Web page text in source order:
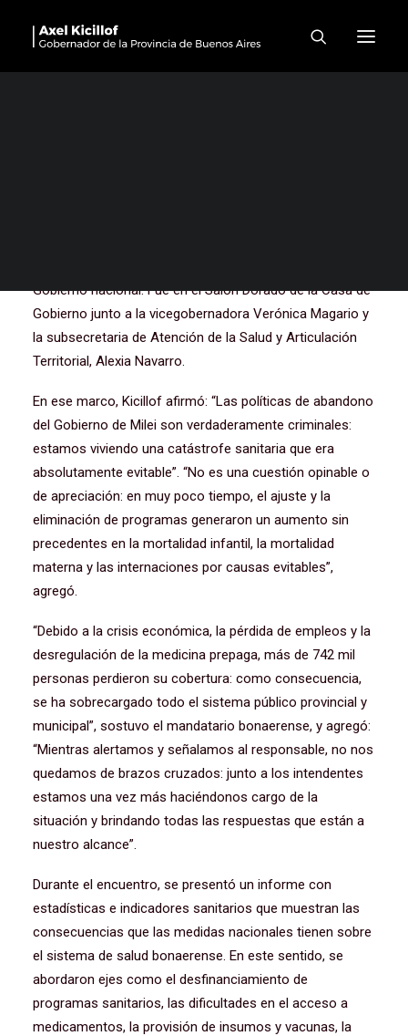
“Estamos viviendo una
catástrofe sanitaria que era
Gobierno nacional. Fue en el Salón Dorado de la Casa de
Gobierno junto a la vicegobernadora Verónica Magario y
la subsecretaria de Atención de la Salud y Articulación
Territorial, Alexia Navarro.
En ese marco, Kicillof afirmó: “Las políticas de abandono
del Gobierno de Milei son verdaderamente criminales:
estamos viviendo una catástrofe sanitaria que era
absolutamente evitable”. “No es una cuestión opinable o
de apreciación: en muy poco tiempo, el ajuste y la
eliminación de programas generaron un aumento sin
precedentes en la mortalidad infantil, la mortalidad
materna y las internaciones por causas evitables”,
agregó.
“Debido a la crisis económica, la pérdida de empleos y la
desregulación de la medicina prepaga, más de 742 mil
personas perdieron su cobertura: como consecuencia,
se ha sobrecargado todo el sistema público provincial y
municipal”, sostuvo el mandatario bonaerense, y agregó:
“Mientras alertamos y señalamos al responsable, no nos
quedamos de brazos cruzados: junto a los intendentes
estamos una vez más haciéndonos cargo de la
situación y brindando todas las respuestas que están a
nuestro alcance”.
Durante el encuentro, se presentó un informe con
estadísticas e indicadores sanitarios que muestran las
consecuencias que las medidas nacionales tienen sobre
el sistema de salud bonaerense. En este sentido, se
abordaron ejes como el desfinanciamiento de
programas sanitarios, las dificultades en el acceso a
medicamentos, la provisión de insumos y vacunas, la